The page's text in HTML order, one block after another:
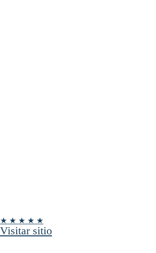
★ ★ ★ ★ ★
Visitar sitio